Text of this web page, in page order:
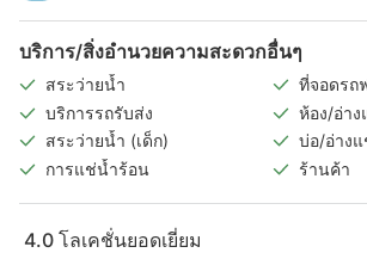
บริการ/สิ่งอำนวยความสะดวกอื่นๆ
สระว่ายน้ำ
ที่จอดรถ
บริการรถรับส่ง
ห้อง/อ่า
ในร่ม
สระว่ายน้ำ (เด็ก)
บ่อ/อ่าง
(แยกชาย
การแช่น้ำร้อน ร้านค้า
4.0 โลเคชั่นยอดเยี่ยม